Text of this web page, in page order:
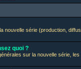
nouvelle série (production,
quoi ?
sur la nouvelle série,